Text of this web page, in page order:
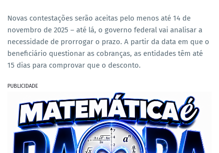
Novas contestações serão aceitas pelo menos até 14 de
novembro de 2025 – até lá, o governo federal vai analisar a
necessidade de prorrogar o prazo. A partir da data em que o
beneficiário questionar as cobranças, as entidades têm até
15 dias para comprovar que o desconto.
PUBLICIDADE